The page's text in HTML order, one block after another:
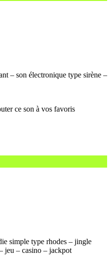
– son électronique type sirène –
simple type rhodes – jingle
jeu – casino – jackpot